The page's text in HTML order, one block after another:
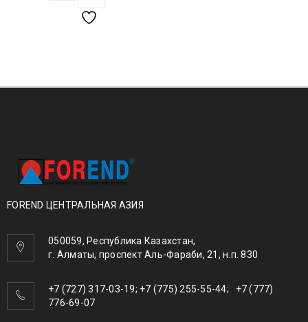
FOREND ЦЕНТРАЛЬНАЯ АЗИЯ
050059, Республика Казахстан,
г. Алматы, проспект Аль-Фараби, 21, н.п. 830
+7 (727) 317-03-19; +7 (775) 255-55-44; +7 (777)
776-69-07